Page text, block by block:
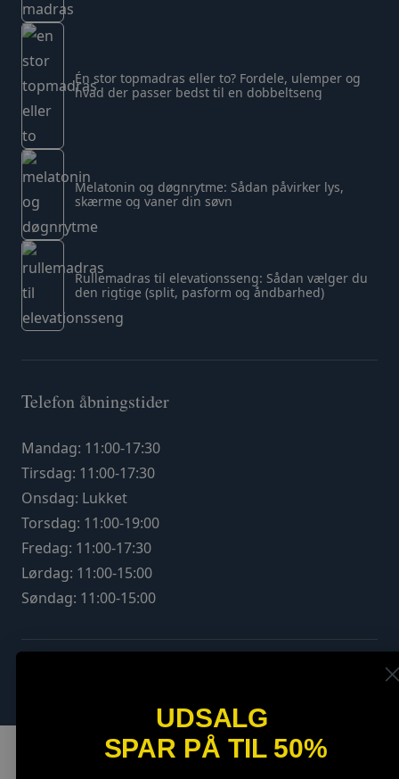
Én stor topmadras eller to? Fordele, ulemper og
hvad der passer bedst til en dobbeltseng
Melatonin og døgnrytme: Sådan påvirker lys,
skærme og vaner din søvn
Rullemadras til elevationsseng: Sådan vælger du
den rigtige (split, pasform og åndbarhed)
Telefon åbningstider
Mandag: 11:00-17:30
Tirsdag: 11:00-17:30
Onsdag: Lukket
Torsdag: 11:00-19:00
Fredag: 11:00-17:30
Lørdag: 11:00-15:00
Søndag: 11:00-15:00
UDSALG
SPAR PÅ TIL 50%